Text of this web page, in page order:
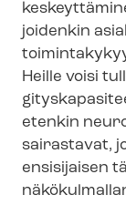
joidenkin
Heille voisi
etenkin
sairastavat,
ensisijaisen